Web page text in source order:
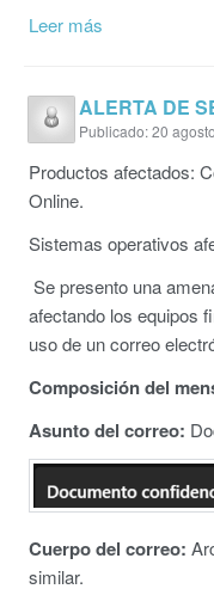
Leer más
Productos afectados:
Online.
Sistemas operativos
Se presento una
afectando los equipos
uso de un correo
Composición del
Asunto del correo:
Cuerpo del correo:
similar.